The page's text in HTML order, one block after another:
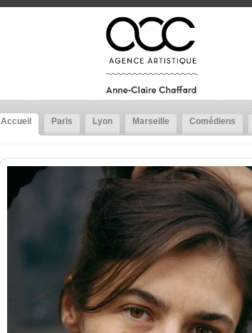
Accueil Paris Lyon Marseille Comédiens